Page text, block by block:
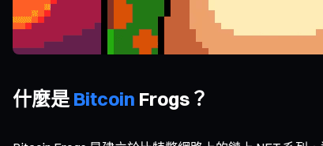
什麼是 Bitcoin Frogs？